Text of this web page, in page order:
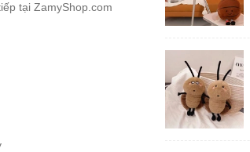
tại ZamyShop.com